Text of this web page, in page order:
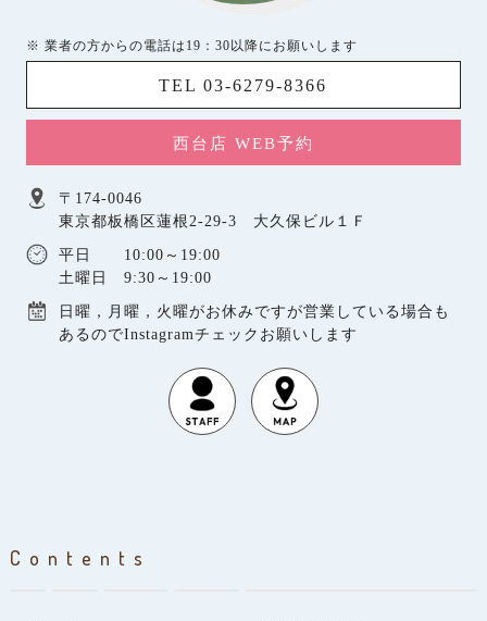
※ 業者の方からの電話は19：30以降にお願いします
TEL 03-6279-8366
西台店 WEB予約
〒174-0046
東京都板橋区蓮根2-29-3 大久保ビル１Ｆ
平日 10:00～19:00
土曜日 9:30～19:00
日曜，月曜，火曜がお休みですが営業している場合も
あるのでInstagramチェックお願いします
Contents